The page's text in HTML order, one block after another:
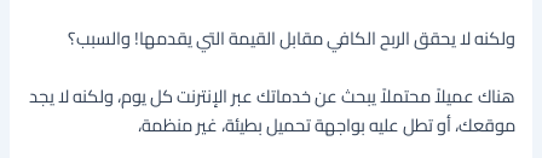
ولكنه لا يحقق الربح الكافي مقابل القيمة التي يقدمها! والسبب؟
هناك عميلاً محتملاً يبحث عن خدماتك عبر الإنترنت كل يوم، ولكنه لا يجد
موقعك، أو تطل عليه بواجهة تحميل بطيئة، غير منظمة،